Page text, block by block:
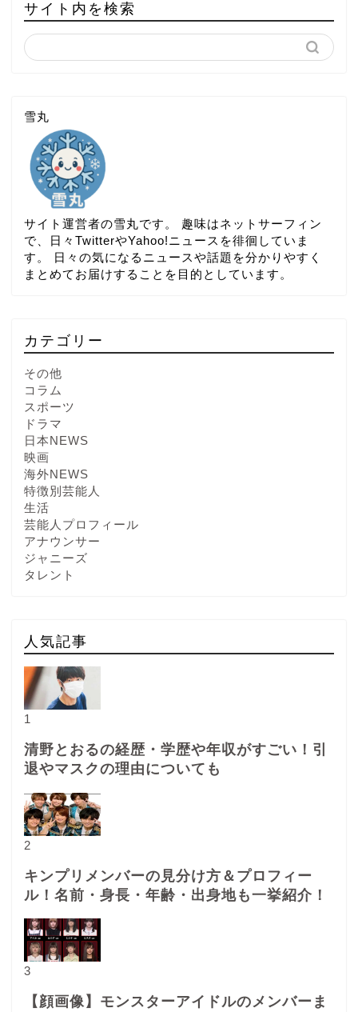
サイト内を検索
雪丸
サイト運営者の雪丸です。 趣味はネットサーフィン
で、日々TwitterやYahoo!ニュースを徘徊していま
す。 日々の気になるニュースや話題を分かりやすく
まとめてお届けすることを目的としています。
カテゴリー
その他
コラム
スポーツ
ドラマ
日本NEWS
映画
海外NEWS
特徴別芸能人
生活
芸能人プロフィール
アナウンサー
ジャニーズ
タレント
人気記事
1
清野とおるの経歴・学歴や年収がすごい！引
退やマスクの理由についても
2
キンプリメンバーの見分け方＆プロフィー
ル！名前・身長・年齢・出身地も一挙紹介！
3
【顔画像】モンスターアイドルのメンバーま